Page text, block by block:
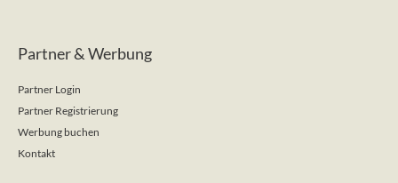
Partner & Werbung
Partner Login
Partner Registrierung
Werbung buchen
Kontakt